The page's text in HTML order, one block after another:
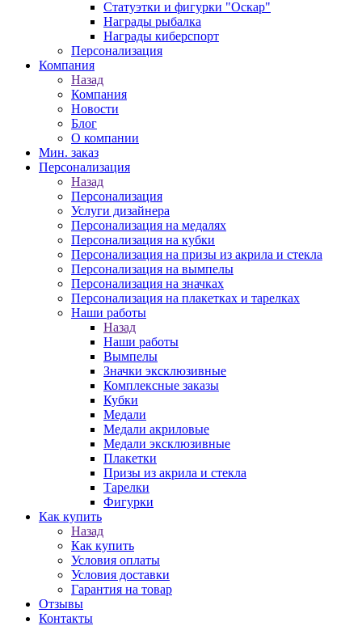
Статуэтки и фигурки "Оскар"
Награды рыбалка
Награды киберспорт
Персонализация
Компания
Назад
Компания
Новости
Блог
О компании
Мин. заказ
Персонализация
Назад
Персонализация
Услуги дизайнера
Персонализация на медалях
Персонализация на кубки
Персонализация на призы из акрила и стекла
Персонализация на вымпелы
Персонализация на значках
Персонализация на плакетках и тарелках
Наши работы
Назад
Наши работы
Вымпелы
Значки эксклюзивные
Комплексные заказы
Кубки
Медали
Медали акриловые
Медали эксклюзивные
Плакетки
Призы из акрила и стекла
Тарелки
Фигурки
Как купить
Назад
Как купить
Условия оплаты
Условия доставки
Гарантия на товар
Отзывы
Контакты